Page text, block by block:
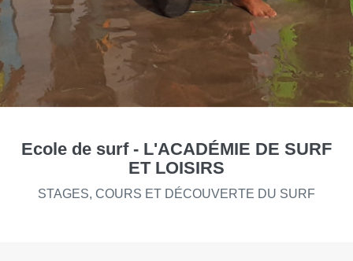
Ecole de surf - L'ACADÉMIE DE SURF
ET LOISIRS
STAGES, COURS ET DÉCOUVERTE DU SURF